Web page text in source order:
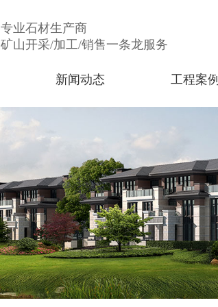
专业石材生产商
矿山开采/加工/销售一条龙服务
新闻动态 工程案例